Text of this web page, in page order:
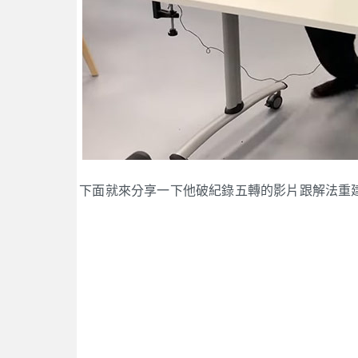
下面就來分享一下他破紀錄五轉的影片跟解法重